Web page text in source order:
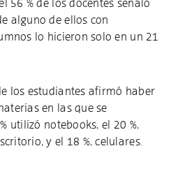
56 % de los docentes señaló
alguno de ellos con
lo hicieron solo en un 21
los estudiantes afirmó haber
en las que se
utilizó notebooks, el 20 %,
y el 18 %, celulares.